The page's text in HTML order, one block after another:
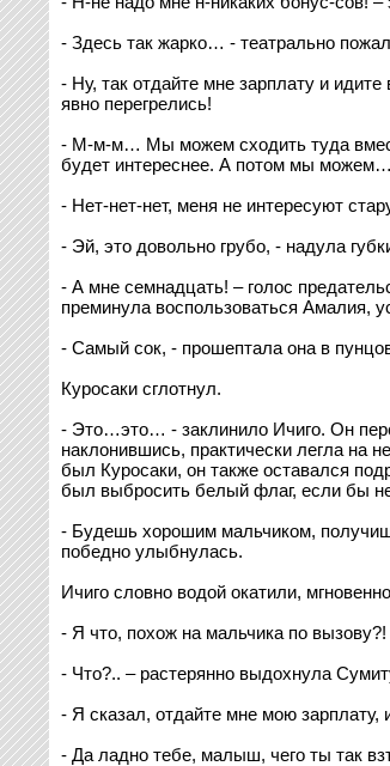
- Здесь так жарко… - театрально
- Ну, так отдайте мне зарплату и
явно перегрелись!
- М-м-м… Мы можем сходить туда
будет интереснее. А потом мы можем…
- Нет-нет-нет, меня не интересуют
- Эй, это довольно грубо, - надула
- А мне семнадцать! – голос
преминула воспользоваться Амалия,
- Самый сок, - прошептала она в
Куросаки сглотнул.
- Это…это… - заклинило Ичиго. Он
наклонившись, практически легла на
был Куросаки, он также оставался
был выбросить белый флаг, если бы
- Будешь хорошим мальчиком,
победно улыбнулась.
Ичиго словно водой окатили,
- Я что, похож на мальчика по вызову?!
- Что?.. – растерянно выдохнула
- Я сказал, отдайте мне мою зарплату,
- Да ладно тебе, малыш, чего ты так